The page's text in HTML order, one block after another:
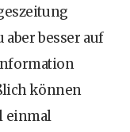
besser auf
können
einmal